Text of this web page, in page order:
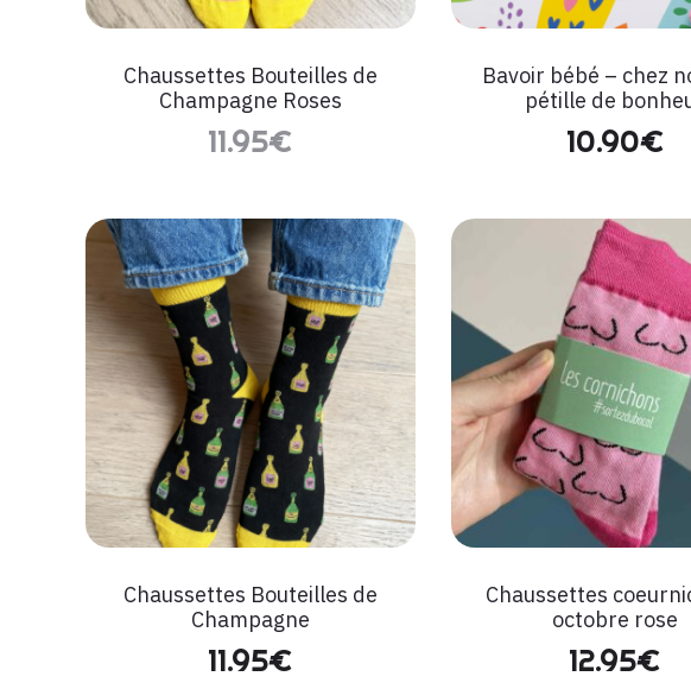
Chaussettes Bouteilles de
Champagne Roses
11.95€
Bavoir bébé – chez
pétille de
10.90€
Chaussettes Bouteilles de
Champagne
11.95€
Chaussettes
octobre rose
12.95€